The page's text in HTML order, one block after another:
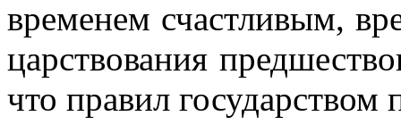
временем счастливым,
царствования
что правил